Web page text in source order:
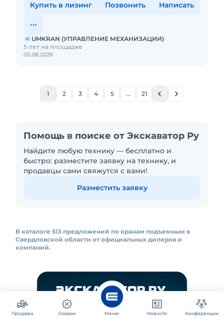
Купить в лизинг Позвонить Написать
05.08.2026
UMKRAN (УПРАВЛЕНИЕ МЕХАНИЗАЦИИ)
5 лет на площадке
1 2 3 4 5 ... 21
Помощь в поиске от Экскаватор Ру
Найдите любую технику — бесплатно и
быстро: разместите заявку на технику, и
продавцы сами свяжутся с вами!
Разместить заявку
В каталоге 513 предложений по кранам подъемным в
Свердловской области от официальных дилеров и
компаний.
Продажа Скидки Меню Новости Конференции